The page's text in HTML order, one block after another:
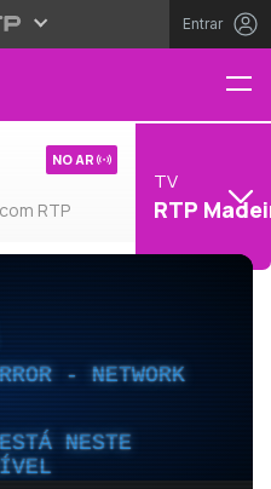
Entrar
RTP
NO AR
TV
RTP
- NETWORK
NESTE